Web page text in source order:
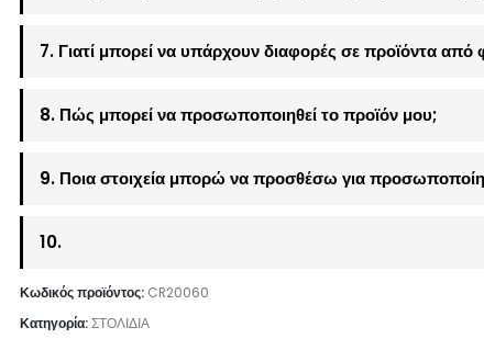
7. Γιατί μπορεί να υπάρχουν διαφορές σε προϊόντα από
8. Πώς μπορεί να προσωποποιηθεί το προϊόν μου;
9. Ποια στοιχεία μπορώ να προσθέσω για
10.
Κωδικός προϊόντος: CR20060
Κατηγορία:ΣΤΟΛΙΔΙΑ